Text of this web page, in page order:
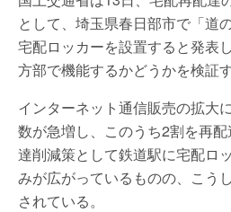
として、埼玉県春日部市で「道
宅配ロッカーを設置すると発表
方部で機能するかどうかを検証す
インターネット通信販売の拡大
数が急増し、このうち2割を再
達削減策として鉄道駅に宅配ロ
みが広がっているものの、こう
されている。